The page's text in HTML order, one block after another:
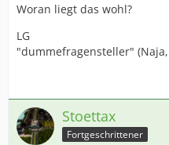
Woran liegt das wohl?
LG
"dummefragensteller"
Stoettax
Fortgeschrittener